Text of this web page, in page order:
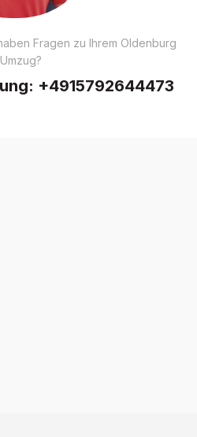
Fragen zu Ihrem Oldenburg
Umzug?
+4915792644473